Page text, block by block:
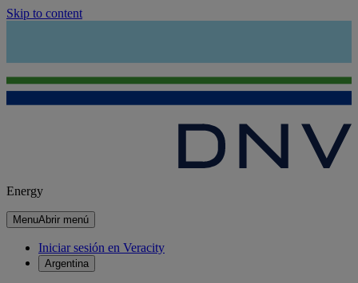
Skip to content
Energy
MenuAbrir menú
Iniciar sesión en Veracity
Argentina